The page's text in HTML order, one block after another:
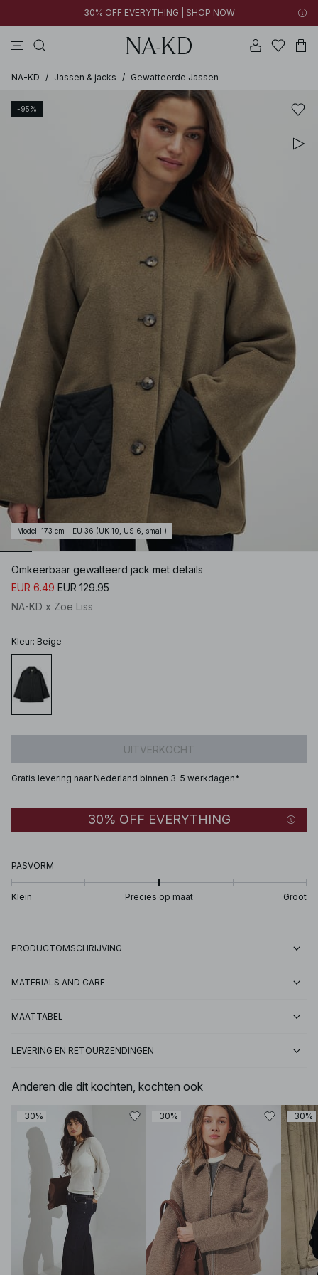
30% OFF EVERYTHING | SHOP NOW
NA-KD / Jassen & jacks / Gewatteerde Jassen
-95%
Model : 173 cm - EU 36 (UK 10, US 6, small)
Omkeerbaar gewatteerd jack met details
EUR 6.49 EUR 129.95
NA-KD x Zoe Liss
Kleur: Beige
UITVERKOCHT
Gratis levering naar Nederland binnen 3-5 werkdagen*
30% OFF EVERYTHING
PASVORM
Klein Precies op maat Groot
PRODUCTOMSCHRIJVING
MATERIALS AND CARE
MAATTABEL
LEVERING EN RETOURZENDINGEN
Anderen die dit kochten, kochten ook
-30% -30% -30%